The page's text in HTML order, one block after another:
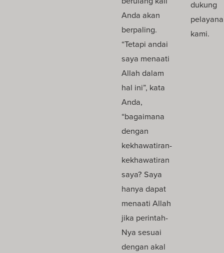
Anda akan
berpaling.
“Tetapi andai
saya menaati
Allah dalam
hal ini”, kata
Anda,
“bagaimana
dengan
kekhawatiran-
kekhawatiran
saya? Saya
hanya dapat
menaati Allah
jika perintah-
Nya sesuai
dengan akal
dukung
kami.